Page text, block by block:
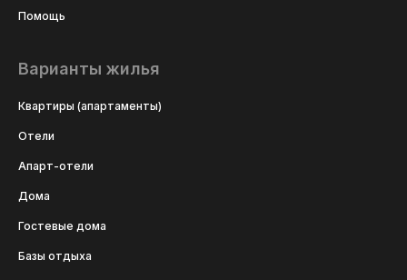
Помощь
Варианты жилья
Квартиры (апартаменты)
Отели
Апарт-отели
Дома
Гостевые дома
Базы отдыха